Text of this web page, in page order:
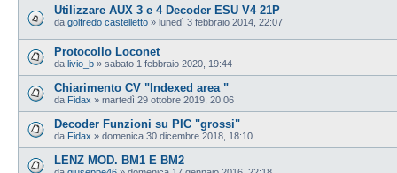
Utilizzare AUX 3 e 4 Decoder ESU V4 21P
da golfredo castelletto » lunedì 3 febbraio 2014, 22:07
Protocollo Loconet
da livio_b » sabato 1 febbraio 2020, 19:44
Chiarimento CV "Indexed area "
da Fidax » martedì 29 ottobre 2019, 20:06
Decoder Funzioni su PIC "grossi"
da Fidax » domenica 30 dicembre 2018, 18:10
LENZ MOD. BM1 E BM2